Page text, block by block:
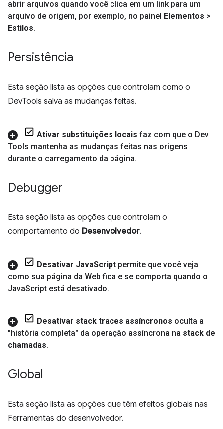
abrir arquivos quando você clica em um link para um
arquivo de origem, por exemplo, no painel Elementos >
Estilos.
Persistência
Esta seção lista as opções que controlam como o
DevTools salva as mudanças feitas.
Ativar substituições locais faz com que o Dev
Tools mantenha as mudanças feitas nas origens
durante o carregamento da página.
Debugger
Esta seção lista as opções que controlam o
comportamento do Desenvolvedor.
Desativar JavaScript permite que você veja
como sua página da Web fica e se comporta quando o
JavaScript está desativado.
Desativar stack traces assíncronos oculta a
"história completa" da operação assíncrona na stack de
chamadas.
Global
Esta seção lista as opções que têm efeitos globais nas
Ferramentas do desenvolvedor.